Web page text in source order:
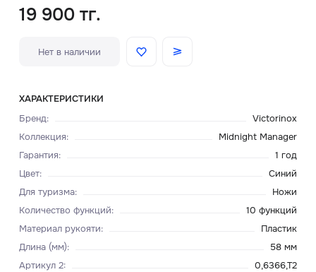
19 900 тг.
Нет в наличии
ХАРАКТЕРИСТИКИ
Бренд:
Victorinox
Коллекция:
Midnight Manager
Гарантия:
1 год
Цвет:
Синий
Для туризма:
Ножи
Количество функций:
10 функций
Материал рукояти:
Пластик
Длина (мм):
58 мм
Артикул 2: 0,6366,T2